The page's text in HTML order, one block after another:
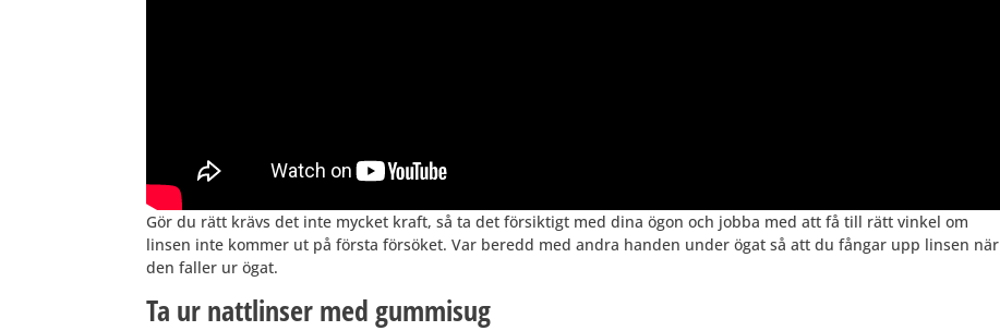
Gör du rätt krävs det inte mycket kraft, så ta det försiktigt med dina ögon och jobba med att få till rätt vinkel om
linsen inte kommer ut på första försöket. Var beredd med andra handen under ögat så att du fångar upp linsen när
den faller ur ögat.
Ta ur nattlinser med gummisug